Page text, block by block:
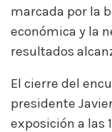
marcada por la
económica y la
resultados
El cierre del
presidente
exposición a las